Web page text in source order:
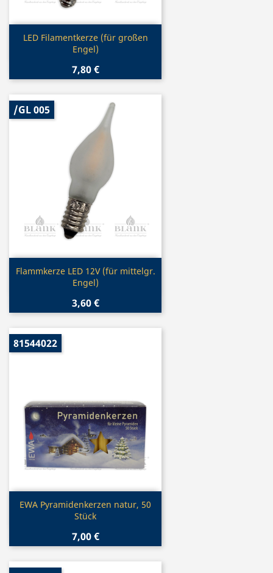
Vorschau
LED Filamentkerze (für großen
Engel)
7,80 €
Vorschau
Flammkerze LED 12V (für mittelgr.
Engel)
3,60 €
/GL 005
Vorschau
EWA Pyramidenkerzen natur, 50
Stück
7,00 €
81544022